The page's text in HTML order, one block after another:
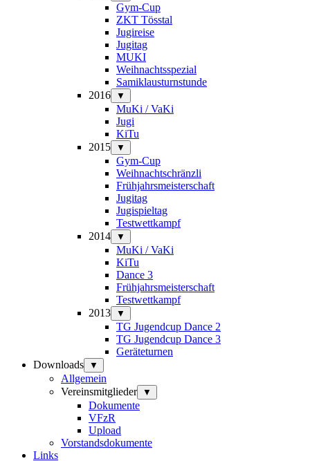
Gym-Cup
ZKT Tösstal
Jugireise
Jugitag
MUKI
Weihnachtsspezial
Samiklausturnstunde
2016
▼
MuKi / VaKi
Jugi
KiTu
2015
▼
Gym-Cup
Weihnachtschränzli
Frühjahrsmeisterschaft
Jugitag
Jugispieltag
Testwettkampf
2014
▼
MuKi / VaKi
KiTu
Dance 3
Frühjahrsmeisterschaft
Testwettkampf
2013
▼
TG Jugendcup Dance 2
TG Jugendcup Dance 3
Geräteturnen
Downloads
▼
Allgemein
Vereinsmitglieder
▼
Dokumente
VFzR
Upload
Vorstandsdokumente
Links